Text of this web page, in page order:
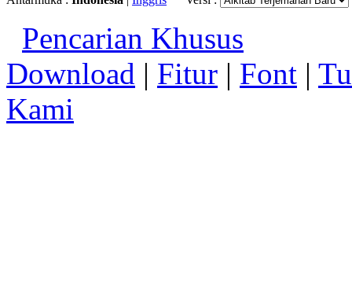
Pencarian Khusus
Download | Fitur | Font |
Kami